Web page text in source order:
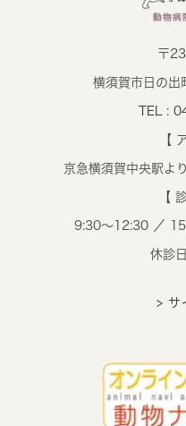
〒
横須賀市日の出
TEL :
【
京急横須賀中央駅よ
【
9:30～12:30 ／
休診
> サ